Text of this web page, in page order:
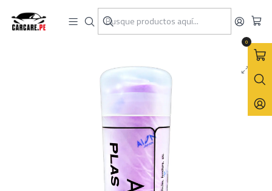
0
Inicio AION Plas Chamois
Toalla Gamuza De PVA "ANTE" Violeta Aion Plas Chamois 43x68cm